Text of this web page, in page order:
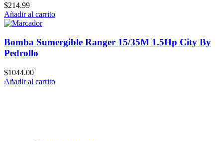
$214.99
Añadir al carrito
Bomba Sumergible Ranger 15/35M 1.5Hp City By
Pedrollo
$1044.00
Añadir al carrito